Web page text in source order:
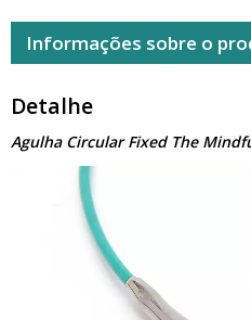
Informações sobre o
Detalhe
Agulha Circular Fixed The